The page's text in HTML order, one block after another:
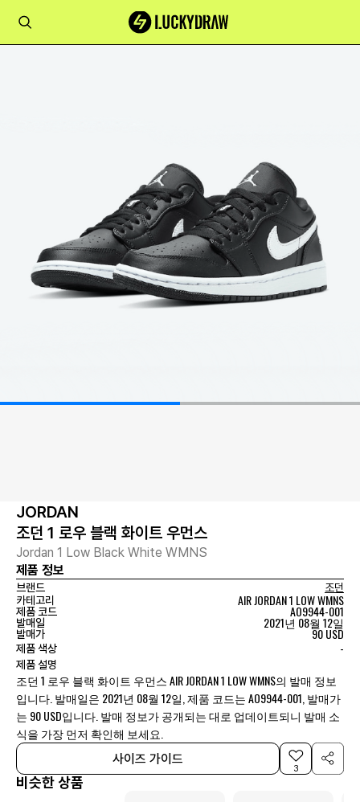
JORDAN
조던 1 로우 블랙 화이트 우먼스
Jordan 1 Low Black White WMNS
제품 정보
브랜드
조던
카테고리
AIR JORDAN 1 LOW WMNS
제품 코드 AO9944-001
발매일 2021년 08월 12일
발매가 90 USD
제품 색상 -
제품 설명
조던 1 로우 블랙 화이트 우먼스 AIR JORDAN 1 LOW WMNS의 발매 정보
입니다. 발매일은 2021년 08월 12일, 제품 코드는 AO9944-001, 발매가
는 90 USD입니다. 발매 정보가 공개되는 대로 업데이트되니 발매 소
식을 가장 먼저 확인해 보세요.
사이즈 가이드
3
비슷한 상품